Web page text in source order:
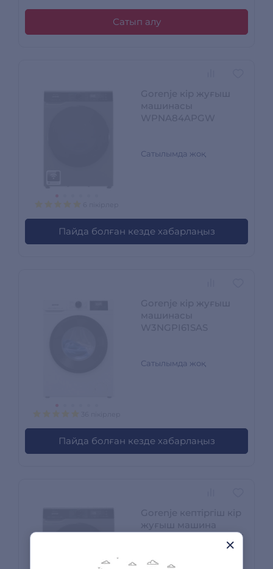
Сатып алу
Сатылымда жоқ
Пайда болған кезде хабарлаңыз
Сатылымда жоқ
Пайда болған кезде хабарлаңыз
жуғыш машина
WD2PA1X64A2DGW/C